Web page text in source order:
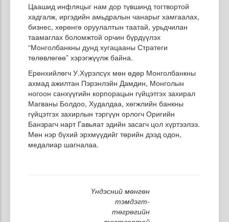
Цаашид инфляцыг нам дор түвшинд тогтвортой
хадгалж, иргэдийн амьдралын чанарыг хамгаалах,
бизнес, хөрөнгө оруулалтын таатай, урьдчилан
таамаглах боломжтой орчин бүрдүүлэх
“Монголбанкны дунд хугацааны Стратеги
төлөвлөгөө” хэрэгжүүлж байна.
Ерөнхийлөгч У.Хүрэлсүх мөн өдөр Монголбанкны
ахмад ажилтан Пэрэнлэйн Дамдин, Монголын
ногоон санхүүгийн корпорацын гүйцэтгэх захирал
Магваны Болдоо, Худалдаа, хөгжлийн банкны
гүйцэтгэх захирлын тэргүүн орлогч Оригийн
Банзрагч нарт Гавьяат эдийн засагч цол хүртээлээ.
Мөн нэр бүхий эрхмүүдийг төрийн дээд одон,
медалиар шагналаа.
Үндэсний мөнгөн
тэмдэгт-
төгрөгийн